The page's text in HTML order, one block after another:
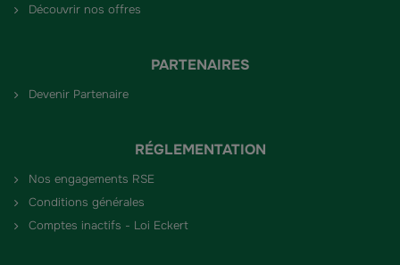
Découvrir nos offres
PARTENAIRES
Devenir Partenaire
RÉGLEMENTATION
Nos engagements RSE
Conditions générales
Comptes inactifs - Loi Eckert